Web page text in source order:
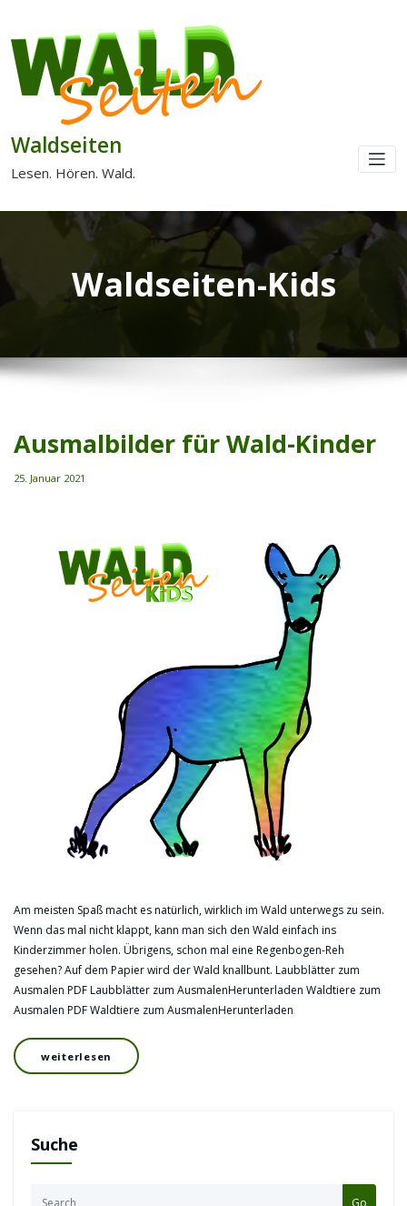
Waldseiten
Lesen. Hören. Wald.
Waldseiten-Kids
Ausmalbilder für Wald-Kinder
25. Januar 2021
Am meisten Spaß macht es natürlich, wirklich im Wald unterwegs zu sein.
Wenn das mal nicht klappt, kann man sich den Wald einfach ins
Kinderzimmer holen. Übrigens, schon mal eine Regenbogen-Reh
gesehen? Auf dem Papier wird der Wald knallbunt. Laubblätter zum
Ausmalen PDF Laubblätter zum AusmalenHerunterladen Waldtiere zum
Ausmalen PDF Waldtiere zum AusmalenHerunterladen
weiterlesen
Suche